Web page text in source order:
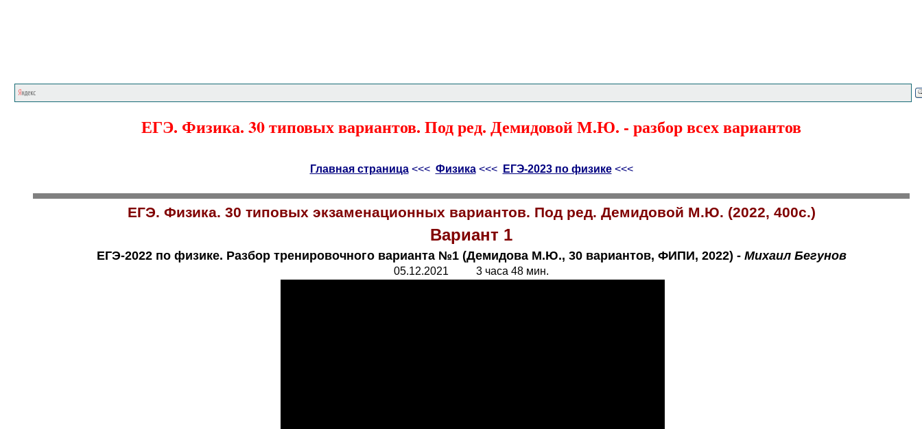
ЕГЭ. Физика. 30 типовых вариантов. Под ред. Демидовой М.Ю. - разбор всех вариантов
Главная страница<<< Физика<<< ЕГЭ-2023 по физике<<<
ЕГЭ. Физика. 30 типовых экзаменационных вариантов. Под ред. Демидовой М.Ю. (2022, 400с.)
Вариант 1
ЕГЭ-2022 по физике. Разбор тренировочного варианта №1 (Демидова М.Ю., 30 вариантов, ФИПИ, 2022) - Михаил Бегунов
05.12.2021 3 часа 48 мин.